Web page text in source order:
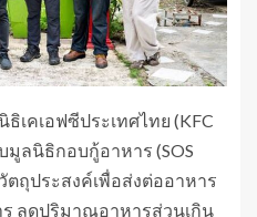
เคเอฟซีประเทศไทย (KFC
มูลนิธิกอบกู้อาหาร (SOS
ตถุประสงค์เพื่อส่งต่ออาหาร
ลดปริมาณอาหารส่วนเกิน